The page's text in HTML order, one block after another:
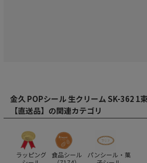
金久 POPシール 生クリーム SK-362 1
【直送品】の関連カテゴリ
ラッピング
食品シール
パンシール・菓